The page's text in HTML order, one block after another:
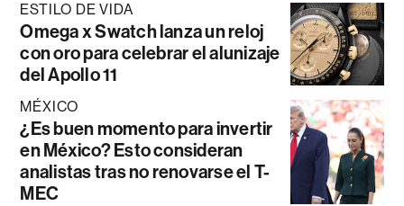
ESTILO DE VIDA
Omega x Swatch lanza un reloj
con oro para celebrar el alunizaje
del Apollo 11
MÉXICO
¿Es buen momento para invertir
en México? Esto consideran
analistas tras no renovarse el T-
MEC